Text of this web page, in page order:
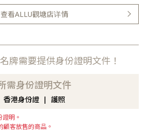
查看ALLU觀塘店详情
牌需要提供身份證明文件！
需身份證明文件
香港身份證 護照
明。
客放售的商品。